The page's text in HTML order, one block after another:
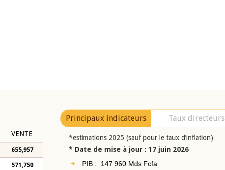
VENTE
655,957
571,750
Principaux indicateurs Taux directeurs
*estimations 2025 (sauf pour le taux d’inflation)
* Date de mise à jour : 17 juin 2026
PIB : 147 960 Mds Fcfa